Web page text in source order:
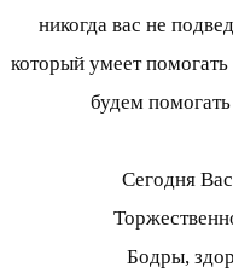
никогда вас не
который умеет
будем
Сегодня
Бодры,